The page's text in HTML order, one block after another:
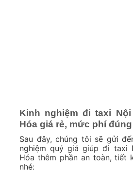
Kinh nghiệm đi taxi
Hóa giá rẻ, mức phí
Sau đây, chúng tôi sẽ gửi
nghiệm quý giá giúp đi taxi
Hóa thêm phần an toàn, tiết
nhé: